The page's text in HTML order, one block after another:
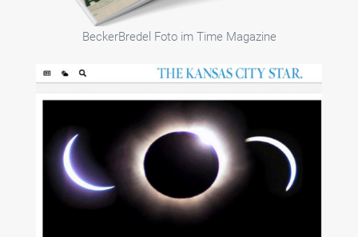
BeckerBredel Foto im Time Magazine